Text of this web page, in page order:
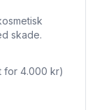
skade.
for 4.000 kr)